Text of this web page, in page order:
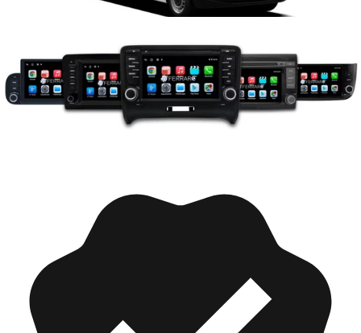
Citroen Jumpy 3 (2016-2021)